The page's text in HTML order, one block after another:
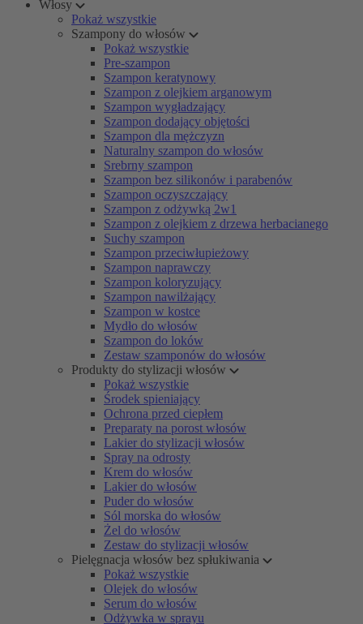
Włosy
Pokaż wszystkie
Szampony do włosów
Pokaż wszystkie
Pre-szampon
Szampon keratynowy
Szampon z olejkiem arganowym
Szampon wygładzający
Szampon dodający objętości
Szampon dla mężczyzn
Naturalny szampon do włosów
Srebrny szampon
Szampon bez silikonów i parabenów
Szampon oczyszczający
Szampon z odżywką 2w1
Szampon z olejkiem z drzewa herbacianego
Suchy szampon
Szampon przeciwłupieżowy
Szampon naprawczy
Szampon koloryzujący
Szampon nawilżający
Szampon w kostce
Mydło do włosów
Szampon do loków
Zestaw szamponów do włosów
Produkty do stylizacji włosów
Pokaż wszystkie
Środek spieniający
Ochrona przed ciepłem
Preparaty na porost włosów
Lakier do stylizacji włosów
Spray na odrosty
Krem do włosów
Lakier do włosów
Puder do włosów
Sól morska do włosów
Żel do włosów
Zestaw do stylizacji włosów
Pielęgnacja włosów bez spłukiwania
Pokaż wszystkie
Olejek do włosów
Serum do włosów
Odżywka w sprayu